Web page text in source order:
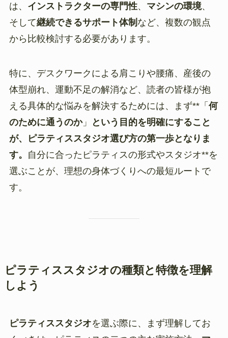
は、 インストラクターの専門性、 マシンの環境、
そして継続できるサポート体制 など、複数の観点
から比較検討する必要があります。
特に、デスクワークによる肩こりや腰痛、産後の
体型崩れ、運動不足の解消など、読者の皆様が抱
える具体的な悩みを解決するためには、まず**「 何
のために通うのか」
という目的を明確にすること
が、ピラティススタジオ選び方の第一歩となりま
す。
自分に合ったピラティスの形式やスタジオ**を
選ぶことが、理想の身体づくりへの最短ルートで
す。
ピラティススタジオの種類と特徴を理解
しよう
ピラティススタジオを選ぶ際に、まず理解してお